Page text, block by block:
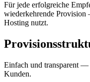
Für jede erfolgreiche
wiederkehrende Provision
Hosting nutzt.
Einfach und transparent —
Kunden.